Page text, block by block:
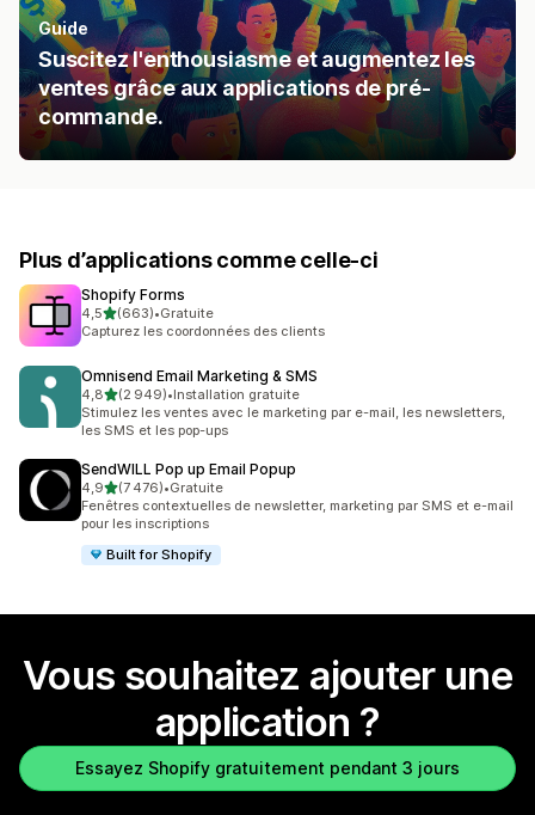
Guide
Suscitez l'enthousiasme et augmentez les
ventes grâce aux applications de pré-
commande.
Plus d’applications comme celle-ci
Shopify Forms
4,5étoile(s) sur 5
(663)
663 avis au total
•Gratuite
Capturez les coordonnées des clients
Omnisend Email Marketing & SMS
4,8étoile(s) sur 5
(2 949)
2949 avis au total
•Installation gratuite
Stimulez les ventes avec le marketing par e-mail, les newsletters,
les SMS et les pop-ups
SendWILL Pop up Email Popup
4,9étoile(s) sur 5
(7 476)
7476 avis au total
•Gratuite
Fenêtres contextuelles de newsletter, marketing par SMS et e-mail
pour les inscriptions
Built for Shopify
Vous souhaitez ajouter une
application ?
Essayez Shopify gratuitement pendant 3 jours